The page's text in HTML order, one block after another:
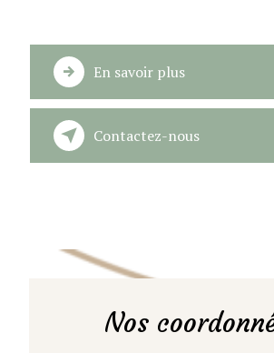
En savoir plus
Contactez-nous
Nos